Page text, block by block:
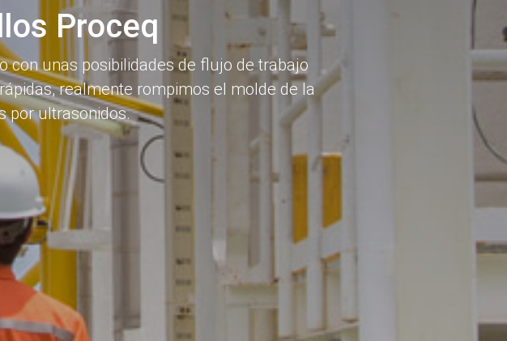
Proceq
con unas posibilidades de flujo de trabajo
realmente rompimos el molde de la
por ultrasonidos.